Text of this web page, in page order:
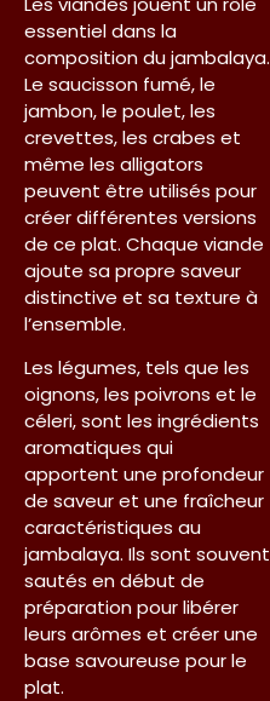
essentiel dans la
composition du jambalaya.
Le saucisson fumé, le
jambon, le poulet, les
crevettes, les crabes et
même les alligators
peuvent être utilisés pour
créer différentes versions
de ce plat. Chaque viande
ajoute sa propre saveur
distinctive et sa texture à
l’ensemble.
Les légumes, tels que les
oignons, les poivrons et le
céleri, sont les ingrédients
aromatiques qui
apportent une profondeur
de saveur et une fraîcheur
caractéristiques au
jambalaya. Ils sont souvent
sautés en début de
préparation pour libérer
leurs arômes et créer une
base savoureuse pour le
plat.